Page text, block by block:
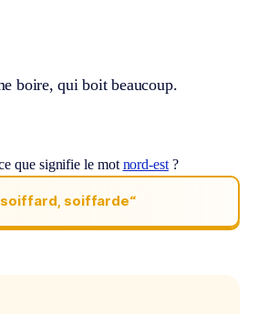
boire, qui boit beaucoup.
que signifie le mot nord-est?
soiffarde“